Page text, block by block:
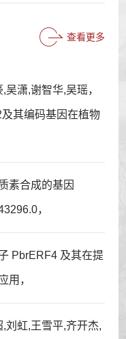
查看更多
吴潇,谢智华,吴瑶，
其编码基因在植物
素合成的基因
，
PbrERF4 及其在提
用，
,刘虹,王雪平,齐开杰,